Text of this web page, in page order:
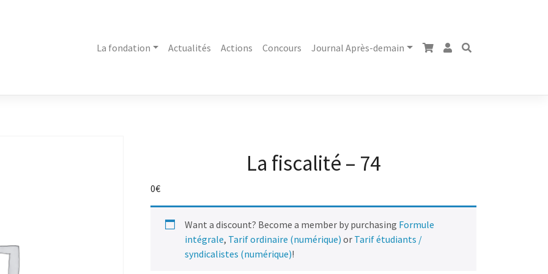
La fondation Actualités Actions Concours Journal Après-demain
La fiscalité – 74
0€
Want a discount? Become a member by purchasing Formule
intégrale, Tarif ordinaire (numérique) or Tarif étudiants /
syndicalistes (numérique)!